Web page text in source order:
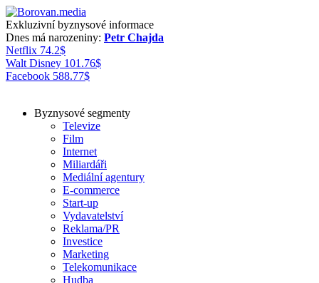
Exkluzivní byznysové informace
Dnes má narozeniny: Petr Chajda
Netflix 74.2$
Walt Disney 101.76$
Facebook 588.77$
Byznysové segmenty
Televize
Film
Internet
Miliardáři
Mediální agentury
E-commerce
Start-up
Vydavatelství
Reklama/PR
Investice
Marketing
Telekomunikace
Hudba